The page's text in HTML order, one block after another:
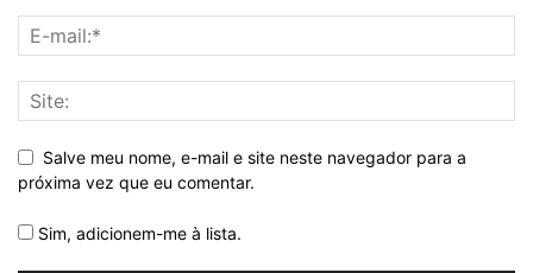
Salve meu nome, e-mail e site neste navegador para a
próxima vez que eu comentar.
Sim, adicionem-me à lista.